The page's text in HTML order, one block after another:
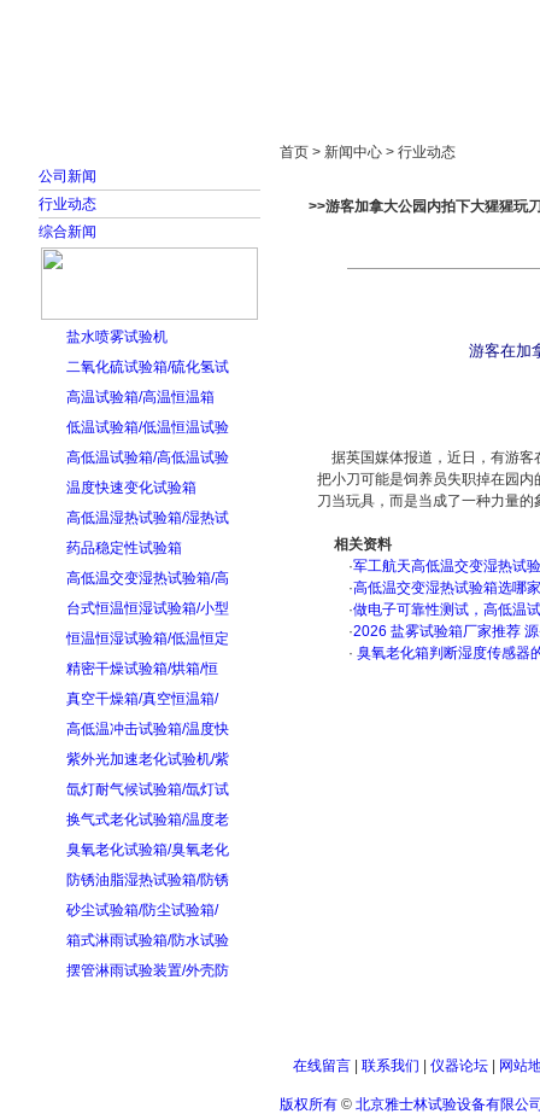
公司新闻
行业动态
综合新闻
盐水喷雾试验机
二氧化硫试验箱/硫化氢试
高温试验箱/高温恒温箱
低温试验箱/低温恒温试验
高低温试验箱/高低温试验
温度快速变化试验箱
高低温湿热试验箱/湿热试
药品稳定性试验箱
高低温交变湿热试验箱/高
台式恒温恒湿试验箱/小型
恒温恒湿试验箱/低温恒定
精密干燥试验箱/烘箱/恒
真空干燥箱/真空恒温箱/
高低温冲击试验箱/温度快
紫外光加速老化试验机/紫
氙灯耐气候试验箱/氙灯试
换气式老化试验箱/温度老
臭氧老化试验箱/臭氧老化
防锈油脂湿热试验箱/防锈
砂尘试验箱/防尘试验箱/
箱式淋雨试验箱/防水试验
摆管淋雨试验装置/外壳防
首页 > 新闻中心 > 行业动态
>>游客加拿大公园内拍下大猩猩玩
游客在加
据英国媒体报道，近日，有游客
把小刀可能是饲养员失职掉在园
刀当玩具，而是当成了一种力量的
相关资料
·军工航天高低温交变湿热试
·高低温交变湿热试验箱选哪
·做电子可靠性测试，高低温
·2026 盐雾试验箱厂家推荐
· 臭氧老化箱判断湿度传感器
在线留言| 联系我们 仪器论坛| 网站
版权所有 © 北京雅士林试验设备有限公